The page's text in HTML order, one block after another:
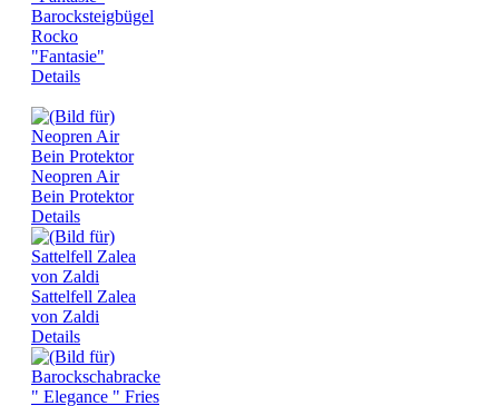
Barocksteigbügel
Rocko
"Fantasie"
Details
Neopren Air
Bein Protektor
Details
Sattelfell Zalea
von Zaldi
Details